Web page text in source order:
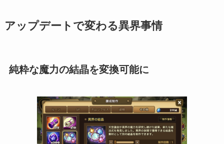
アップデートで変わる異界事情
純粋な魔力の結晶を変換可能に